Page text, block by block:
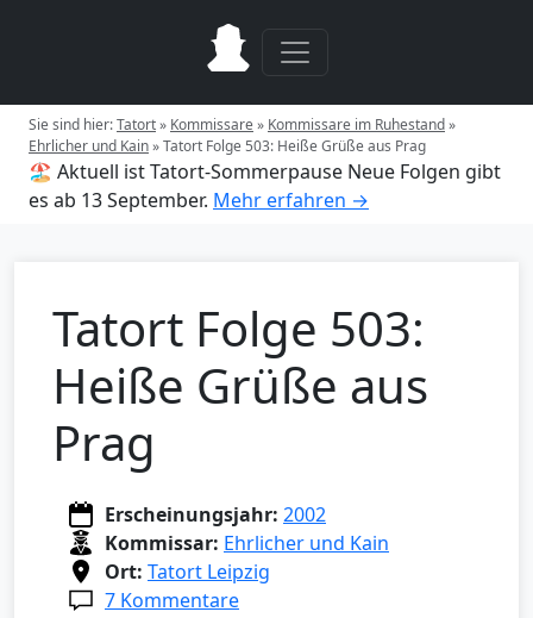
Sie sind hier:Tatort» Kommissare» Kommissare im Ruhestand»
Ehrlicher und Kain»Tatort Folge 503: Heiße Grüße aus Prag
🏖️ Aktuell ist Tatort-Sommerpause Neue Folgen gibt
es ab 13 September. Mehr erfahren →
Tatort Folge 503:
Heiße Grüße aus
Prag
Erscheinungsjahr: 2002
Kommissar: Ehrlicher und Kain
Ort: Tatort Leipzig
7 Kommentare